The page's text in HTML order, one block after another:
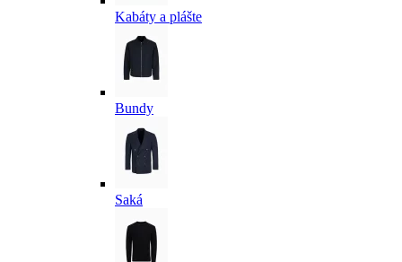
Kabáty a plášte
Bundy
Saká